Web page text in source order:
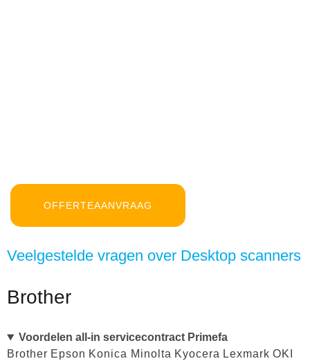
OFFERTEAANVRAAG
Veelgestelde vragen over Desktop scanners
Brother
Voordelen all-in servicecontract Primefa
Brother Epson Konica Minolta Kyocera Lexmark OKI